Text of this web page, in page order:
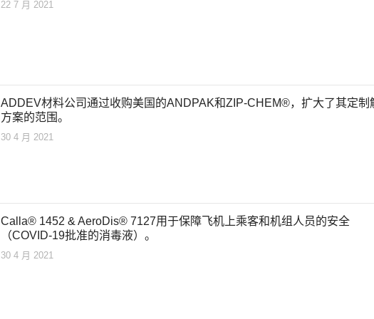
22 7 月 2021
ADDEV材料公司通过收购美国的ANDPAK和ZIP-CHEM®，扩大了其定制
方案的范围。
30 4 月 2021
Calla® 1452 & AeroDis® 7127用于保障飞机上乘客和机组人员的安全
（COVID-19批准的消毒液）。
30 4 月 2021